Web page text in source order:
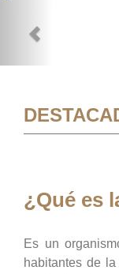
¿Qué es
Es un
habitantes de